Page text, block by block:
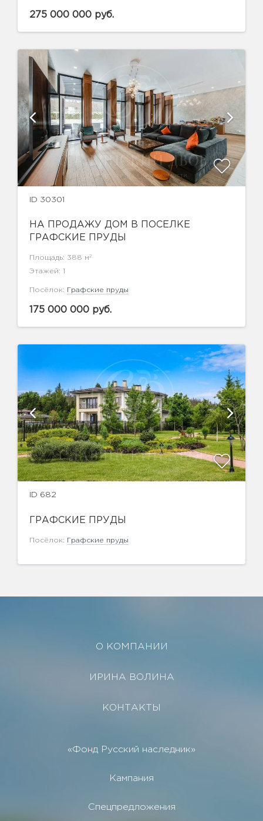
275 000 000 руб.
ID 30301
НА ПРОДАЖУ ДОМ В ПОСЕЛКЕ
ГРАФСКИЕ ПРУДЫ
Площадь: 388 м2
Этажей: 1
Посёлок: Графские пруды
175 000 000 руб.
ID 682
ГРАФСКИЕ ПРУДЫ
Посёлок: Графские пруды
О КОМПАНИИ
ИРИНА ВОЛИНА
КОНТАКТЫ
«Фонд Русский наследник»
Кампания
Спецпредложения